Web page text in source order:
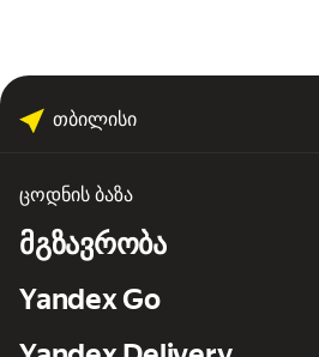
თბილისი
ცოდნის ბაზა
მგზავრობა
Yandex Go